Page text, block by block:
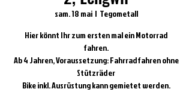
sam. 18 mai
  |
Tegometall
Hier könnt Ihr zum ersten mal ein Motorrad
fahren.
Ab 4 Jahren, Voraussetzung: Fahrradfahren ohne
Stützräder
Bike inkl. Ausrüstung kann gemietet werden.